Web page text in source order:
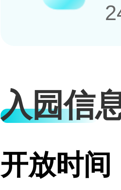
入园信
开放时间